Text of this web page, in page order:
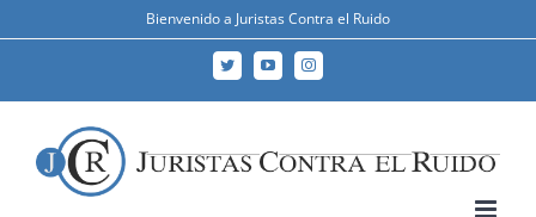
Bienvenido a Juristas Contra el Ruido
TwitterYouTubeInstagram